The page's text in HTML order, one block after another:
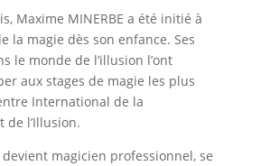
Maxime MINERBE a été initié à
la magie dès son enfance. Ses
le monde de l’illusion l’ont
aux stages de magie les plus
International de la
de l’Illusion.
devient magicien professionnel, se